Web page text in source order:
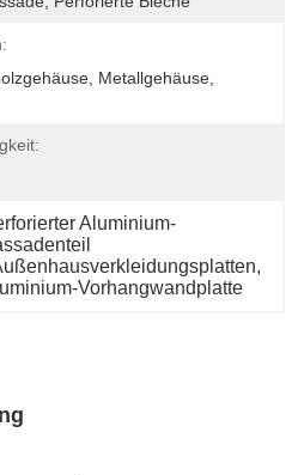
Metallgehäuse,
Aluminium-
Vorhangwandplatte